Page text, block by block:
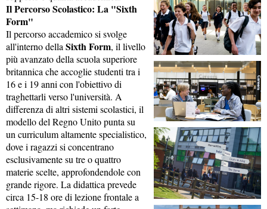
Il Percorso Scolastico: La "Sixth
Form"
Il percorso accademico si svolge
all'interno della Sixth Form, il livello
più avanzato della scuola superiore
britannica che accoglie studenti tra i
16 e i 19 anni con l'obiettivo di
traghettarli verso l'università. A
differenza di altri sistemi scolastici, il
modello del Regno Unito punta su
un curriculum altamente specialistico,
dove i ragazzi si concentrano
esclusivamente su tre o quattro
materie scelte, approfondendole con
grande rigore. La didattica prevede
circa 15-18 ore di lezione frontale a